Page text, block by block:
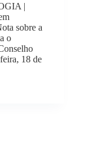
|
sobre a
o
18 de